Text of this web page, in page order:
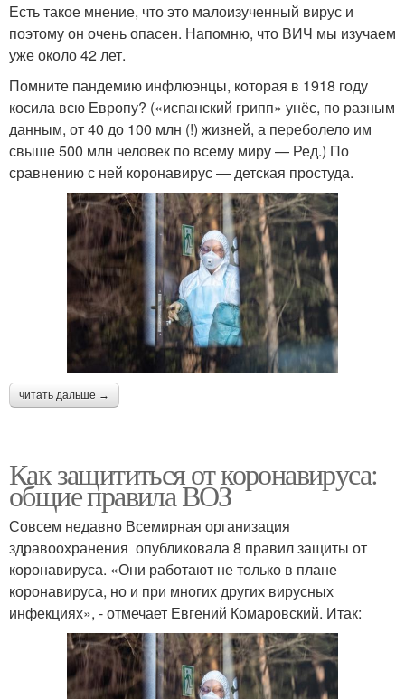
Есть такое мнение, что это малоизученный вирус и
поэтому он очень опасен. Напомню, что ВИЧ мы изучаем
уже около 42 лет.
Помните пандемию инфлюэнцы, которая в 1918 году
косила всю Европу? («испанский грипп» унёс, по разным
данным, от 40 до 100 млн (!) жизней, а переболело им
свыше 500 млн человек по всему миру — Ред.) По
сравнению с ней коронавирус — детская простуда.
читать дальше →
Как защититься от коронавируса:
общие правила ВОЗ
Совсем недавно Всемирная организация
здравоохранения опубликовала 8 правил защиты от
коронавируса. «Они работают не только в плане
коронавируса, но и при многих других вирусных
инфекциях», - отмечает Евгений Комаровский. Итак: